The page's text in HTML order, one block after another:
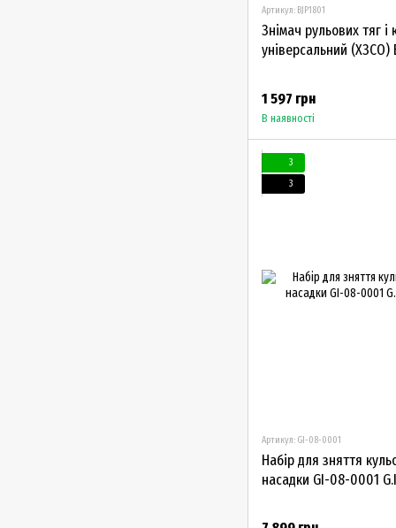
Артикул: BJP1801
Знімач рульових тяг і
універсальний (ХЗСО)
1 597 грн
В наявності
3
3
Артикул: GI-08-0001
Набір для зняття
насадки GI-08-0001